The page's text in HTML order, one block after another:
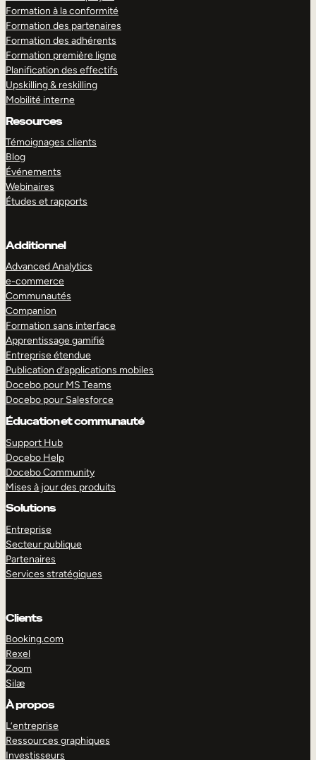
Formation à la conformité
Formation des partenaires
Formation des adhérents
Formation première ligne
Planification des effectifs
Upskilling & reskilling
Mobilité interne
Resources
Témoignages clients
Blog
Événements
Webinaires
Études et rapports
Additionnel
Advanced Analytics
e-commerce
Communautés
Companion
Formation sans interface
Apprentissage gamifié
Entreprise étendue
Publication d’applications mobiles
Docebo pour MS Teams
Docebo pour Salesforce
Éducation et communauté
Support Hub
Docebo Help
Docebo Community
Mises à jour des produits
Solutions
Entreprise
Secteur publique
Partenaires
Services stratégiques
Clients
Booking.com
Rexel
Zoom
Silæ
À propos
L’entreprise
Ressources graphiques
Investisseurs